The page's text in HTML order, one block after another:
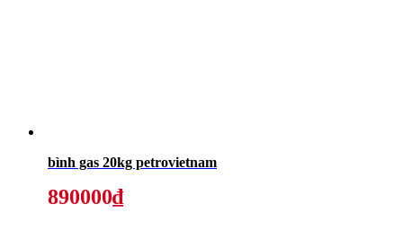
bình gas 20kg petrovietnam
890000₫